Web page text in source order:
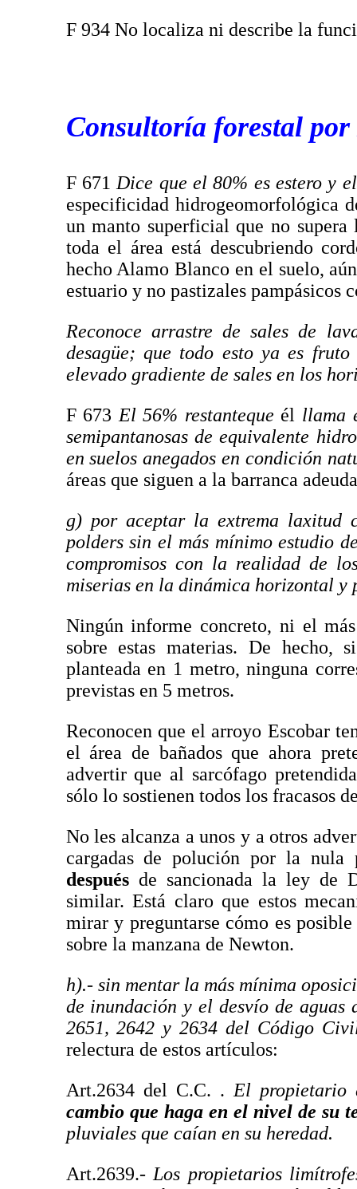
F 934 No localiza ni describe la
Consultoría forestal
F 671 Dice que el 80% es estero y
especificidad hidrogeomorfológica
un manto superficial que no
toda el área está descubriendo
hecho Alamo Blanco en el suelo,
estuario y no pastizales pampásicos
Reconoce arrastre de sales de
desagüe; que todo esto ya es
elevado gradiente de sales en los
F 673 El 56% restanteque él llama
semipantanosas de equivalente
en suelos anegados en condición
áreas que siguen a la barranca
g) por aceptar la extrema laxitud
polders sin el más mínimo estudio
compromisos con la realidad de
miserias en la dinámica horizontal
Ningún informe concreto, ni el
sobre estas materias. De hecho,
planteada en 1 metro, ninguna
previstas en 5 metros.
Reconocen que el arroyo Escobar
el área de bañados que ahora
advertir que al sarcófago
sólo lo sostienen todos los fracasos
No les alcanza a unos y a otros
cargadas de polución por la
despuésde sancionada la ley de
similar. Está claro que estos
mirar y preguntarse cómo es
sobre la manzana de Newton.
h).- sin mentar la más mínima
de inundación y el desvío de aguas
2651, 2642 y 2634 del Código
relectura de estos artículos:
Art.2634 del C.C. . El propietario
cambio que haga en el nivel de su
pluviales que caían en su heredad.
Art.2639.- Los propietarios